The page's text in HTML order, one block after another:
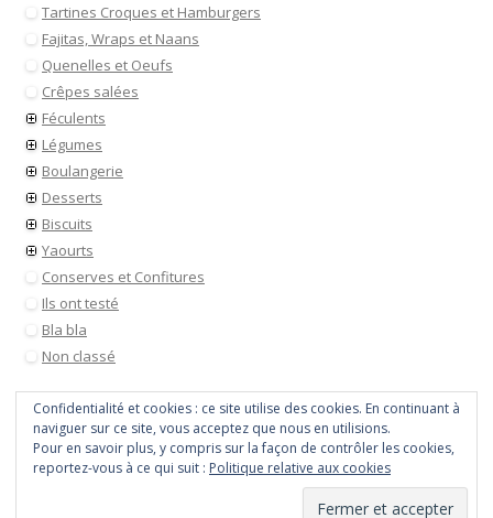
Tartines Croques et Hamburgers
Fajitas, Wraps et Naans
Quenelles et Oeufs
Crêpes salées
Féculents
Légumes
Boulangerie
Desserts
Biscuits
Yaourts
Conserves et Confitures
Ils ont testé
Bla bla
Non classé
• Site utilisantWordPress
Confidentialité et cookies : ce site utilise des cookies. En continuant à
naviguer sur ce site, vous acceptez que nous en utilisions.
Pour en savoir plus, y compris sur la façon de contrôler les cookies,
reportez-vous à ce qui suit : Politique relative aux cookies